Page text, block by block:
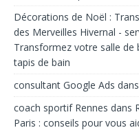
Décorations de Noël :
des Merveilles Hivernal -
Transformez votre salle de
tapis de bain
consultant Google Ads dans
coach sportif Rennes dans
Paris : conseils pour vous